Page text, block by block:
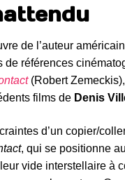
de l’auteur
de références
(Robert
films de Denis
d’un copier/
, qui se positionne
vide interstellaire à